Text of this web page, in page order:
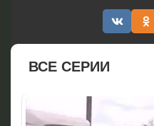
ВСЕ СЕРИИ